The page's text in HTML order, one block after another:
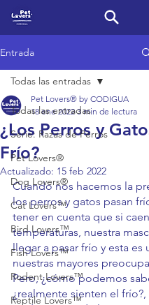
Entrada
Todas las entradas
Serie: Razas de Perros
Pet Lovers®
Dog Lovers®
Cat Lovers™
Bird Lovers™
Fish Lovers™
Rodent Lovers™
Reptile Lovers™
Todas las entradas
¿Los Perros y
Frío?
Pet Lovers® by CODIGUA
18 ene 2022 3 min de lectura
Actualizado: 15 feb 2022
Cuando nos hacemos la
los perros y gatos pasan
tener en cuenta que si
temperaturas, nuestra
llegar a pasar frío y esta es
nuestras mayores
Pero, ¿cómo podemos
¿realmente sienten el